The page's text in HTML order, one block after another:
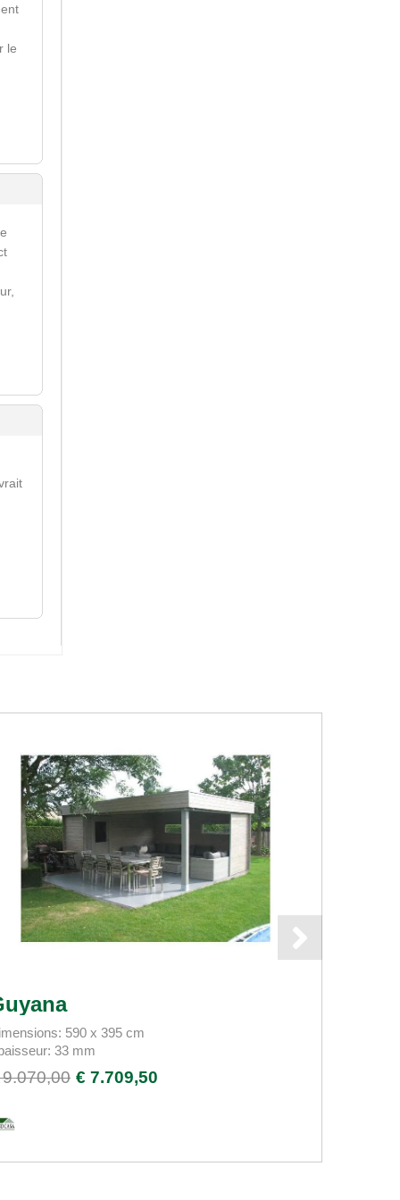
le
590 x 395 cm
33 mm
€ 7.709,50